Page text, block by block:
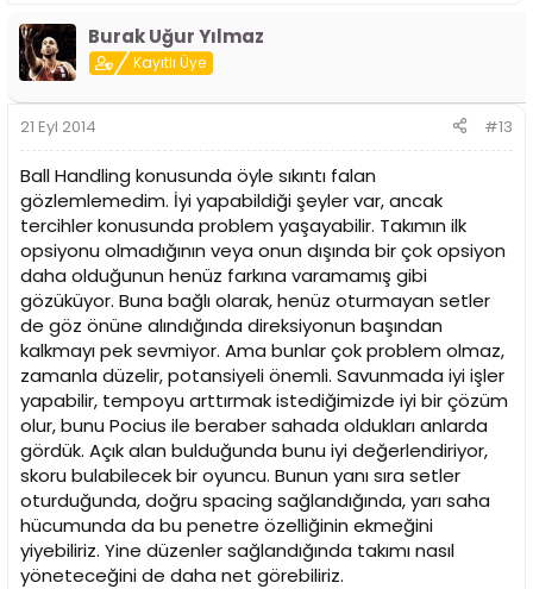
Son olarak, Nolan Smith yetenekli ve çok önemli bir
oyuncu, ancak elimizdeki oyuncuyu tanımamız şart. Eğer
muadil back-up’ı olarak düşünürsek bence çok büyük
hata ederiz. Manuchar Markoishvili setlerinde oynayan
Malik Hairston’u hatırlatırım.
Yazan: paezbloyd
Burak Uğur Yılmaz
Kayıtlı Üye
21 Eyl 2014 #13
Ball Handling konusunda öyle sıkıntı falan
gözlemlemedim. İyi yapabildiği şeyler var, ancak
tercihler konusunda problem yaşayabilir. Takımın ilk
opsiyonu olmadığının veya onun dışında bir çok opsiyon
daha olduğunun henüz farkına varamamış gibi
gözüküyor. Buna bağlı olarak, henüz oturmayan setler
de göz önüne alındığında direksiyonun başından
kalkmayı pek sevmiyor. Ama bunlar çok problem olmaz,
zamanla düzelir, potansiyeli önemli. Savunmada iyi işler
yapabilir, tempoyu arttırmak istediğimizde iyi bir çözüm
olur, bunu Pocius ile beraber sahada oldukları anlarda
gördük. Açık alan bulduğunda bunu iyi değerlendiriyor,
skoru bulabilecek bir oyuncu. Bunun yanı sıra setler
oturduğunda, doğru spacing sağlandığında, yarı saha
hücumunda da bu penetre özelliğinin ekmeğini
yiyebiliriz. Yine düzenler sağlandığında takımı nasıl
yöneteceğini de daha net görebiliriz.